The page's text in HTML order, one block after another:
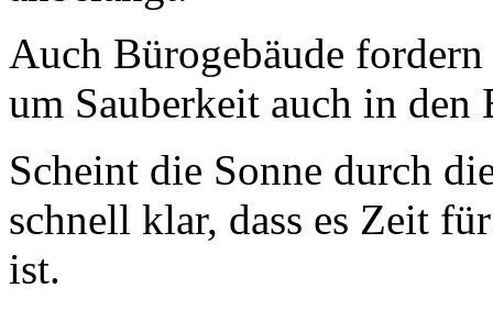
Auch Bürogebäude
um Sauberkeit auch in den
Scheint die Sonne durch
schnell klar, dass es Zeit
ist.